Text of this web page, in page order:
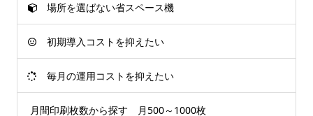
場所を選ばない省スペース機
初期導入コストを抑えたい
毎月の運用コストを抑えたい
月間印刷枚数から探す 月500～1000枚